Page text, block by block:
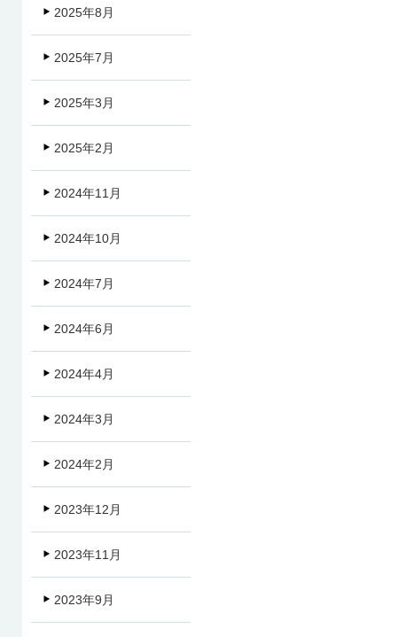
2025年8月
2025年7月
2025年3月
2025年2月
2024年11月
2024年10月
2024年7月
2024年6月
2024年4月
2024年3月
2024年2月
2023年12月
2023年11月
2023年9月